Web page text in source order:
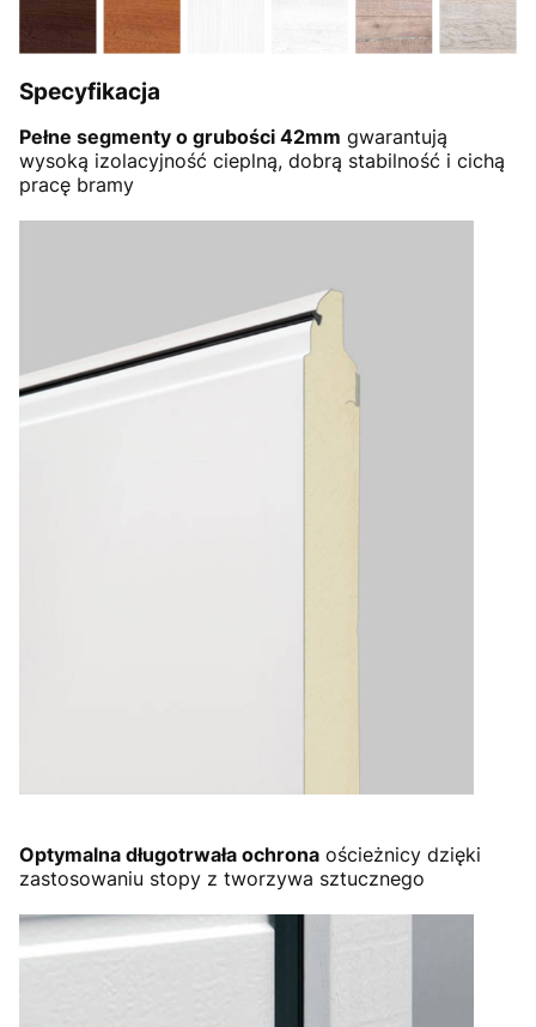
Specyfikacja
Pełne segmenty o grubości 42mm gwarantują
wysoką izolacyjność cieplną, dobrą stabilność i cichą
pracę bramy
Optymalna długotrwała ochrona ościeżnicy dzięki
zastosowaniu stopy z tworzywa sztucznego